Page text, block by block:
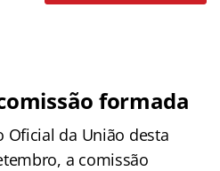
formada
Oficial da União desta
a comissão